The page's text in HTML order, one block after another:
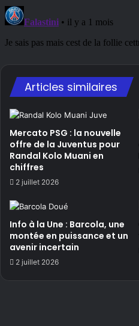
Articles similaires
Mercato PSG : la nouvelle
offre de la Juventus pour
Randal Kolo Muani en
chiffres
2 juillet 2026
Info à la Une : Barcola, une
montée en puissance et un
avenir incertain
2 juillet 2026